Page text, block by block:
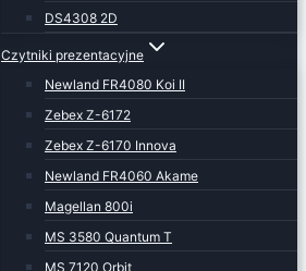
DS4308 2D
Czytniki prezentacyjne
Newland FR4080 Koi II
Zebex Z-6172
Zebex Z-6170 Innova
Newland FR4060 Akame
Magellan 800i
MS 3580 Quantum T
MS 7120 Orbit